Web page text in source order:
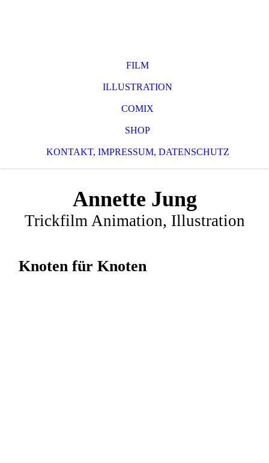
FILM
ILLUSTRATION
COMIX
SHOP
KONTAKT, IMPRESSUM, DATENSCHUTZ
Annette Jung
Trickfilm Animation, Illustration
Knoten für Knoten